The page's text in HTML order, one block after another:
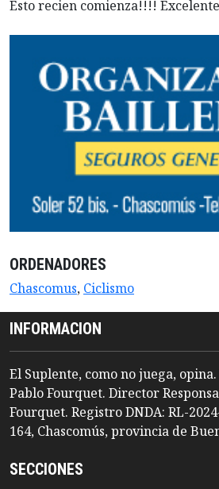
Esto recien comienza!!!!
ORDENADORES
Chascomus, Ciclismo
INFORMACION
El Suplente, como no juega,
Pablo Fourquet. Director
Fourquet. Registro DNDA: RL-
164, Chascomús, provincia de
SECCIONES